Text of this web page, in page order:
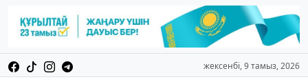
жексенбі, 9 тамыз, 2026